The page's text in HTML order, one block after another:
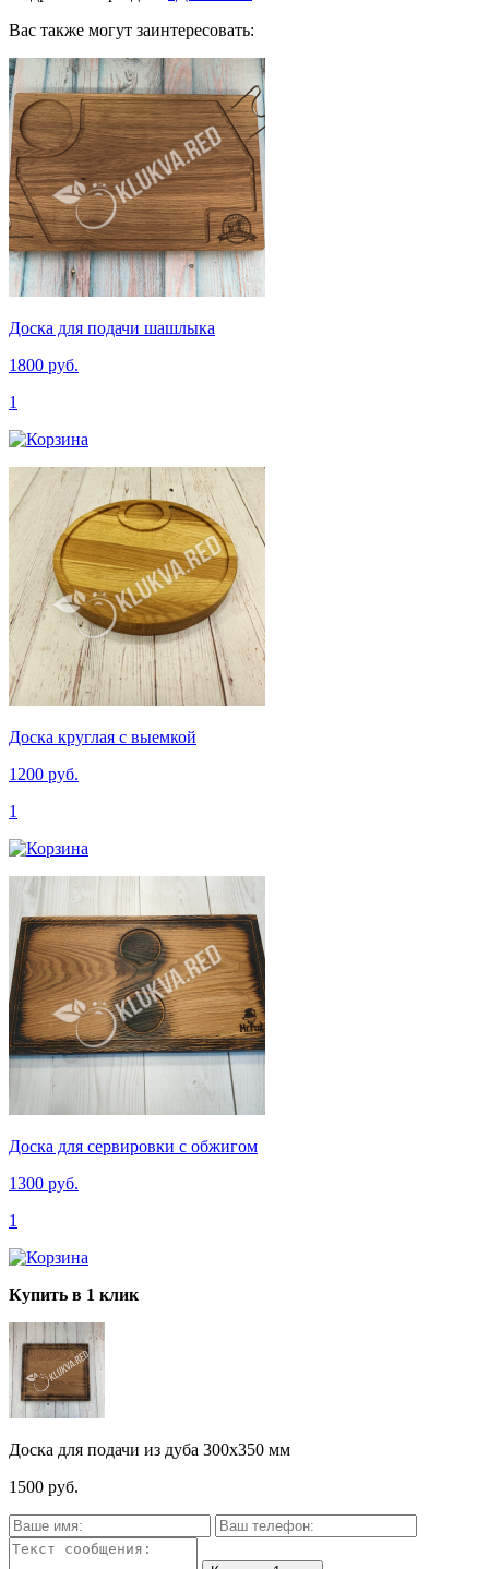
Вас также могут заинтересовать:
Доска для подачи шашлыка
1800 руб.
1
Доска круглая с выемкой
1200 руб.
1
Доска для сервировки с обжигом
1300 руб.
1
Купить в 1 клик
Доска для подачи из дуба 300х350 мм
1500 руб.